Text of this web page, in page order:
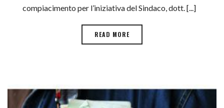
compiacimento per l’iniziativa del Sindaco, dott. [...]
READ MORE